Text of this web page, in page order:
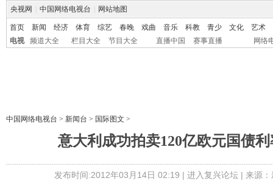
央视网 中国网络电视台 网站地图
首页 新闻 经济 体育 综艺 春晚 戏曲 音乐 科教 青少 文化
艺术
电视
频道大全 栏目大全 节目大全 直播中国 赛事直播 网络
中国网络电视台 > 新闻台 > 国际图文 >
意大利成功拍卖120亿欧元国债
发布时间:2012年03月14日 02:19 | 进入复兴论坛| 来源